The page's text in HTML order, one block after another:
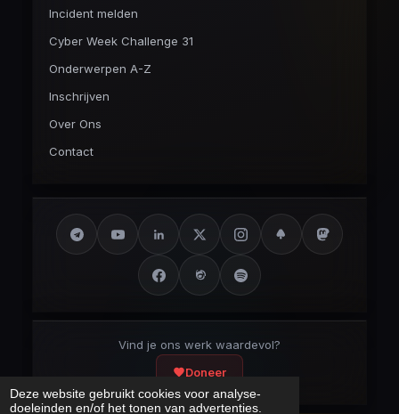
Deze website gebruikt cookies voor analyse-
doeleinden en/of het tonen van advertenties.
Incident melden
Cyber Week Challenge 31
Onderwerpen A-Z
Inschrijven
Over Ons
Contact
Vind je ons werk waardevol?
Doneer